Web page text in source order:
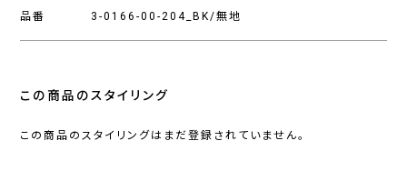
品番 3-0166-00-204_BK/無地
この商品のスタイリング
この商品のスタイリングはまだ登録されていません。